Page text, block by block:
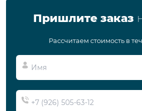
Пришлите заказ
Рассчитаем стоимость в